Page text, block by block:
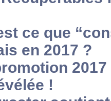
ce que
en 2017 ?
!